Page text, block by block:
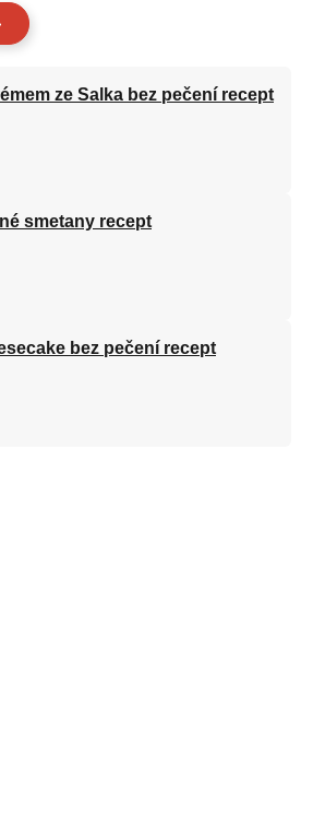
ze Salka bez pečení recept
smetany recept
bez pečení recept